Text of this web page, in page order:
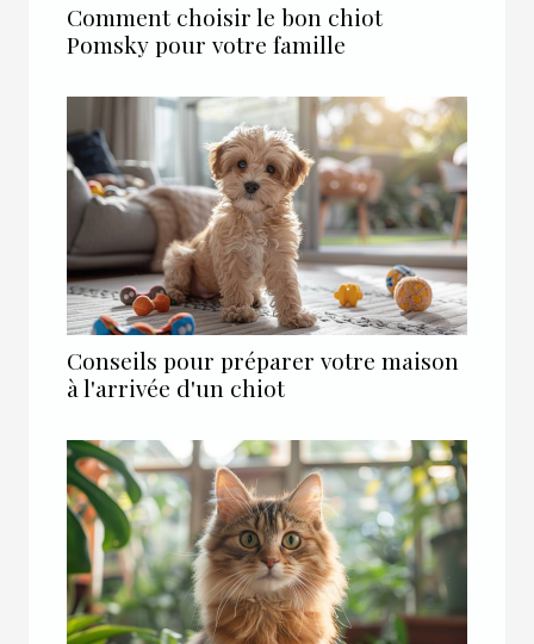
Comment choisir le bon chiot
Pomsky pour votre famille
Conseils pour préparer votre maison
à l'arrivée d'un chiot